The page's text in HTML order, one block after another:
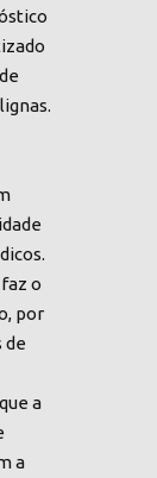
o
por
de
a
a